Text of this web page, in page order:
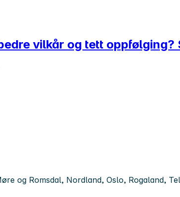
vilkår og tett oppfølging?
og Romsdal, Nordland, Oslo, Rogaland,